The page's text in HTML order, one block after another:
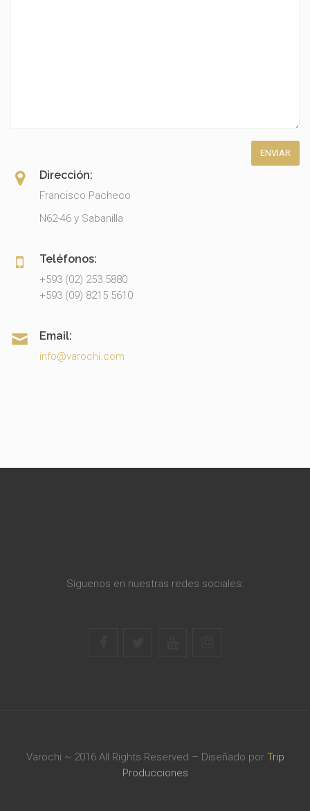
Dirección:
Francisco Pacheco
N62-46 y Sabanilla
Teléfonos:
+593 (02) 253 5880
+593 (09) 8215 5610
Email:
info@varochi.com
Síguenos en nuestras redes sociales:
Varochi ~ 2016 All Rights Reserved – Diseñado por Trip
Producciones